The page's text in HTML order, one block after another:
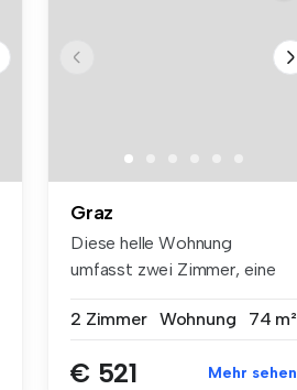
Graz
Diese helle Wohnung
umfasst zwei Zimmer, eine
2 Zimmer Wohnung 74 m²
€ 521 Mehr sehen